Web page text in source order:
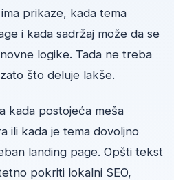
prikaze, kada tema
i kada sadržaj može da se
logike. Tada ne treba
što deluje lakše.
kada postojeća meša
ili kada je tema dovoljno
landing page. Opšti tekst
pokriti lokalni SEO,